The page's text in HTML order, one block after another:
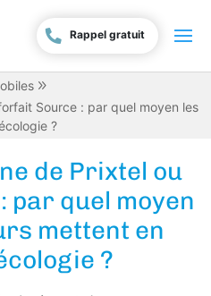
Rappel gratuit
Source : par quel moyen les
?
de Prixtel ou
quel moyen
mettent en
?